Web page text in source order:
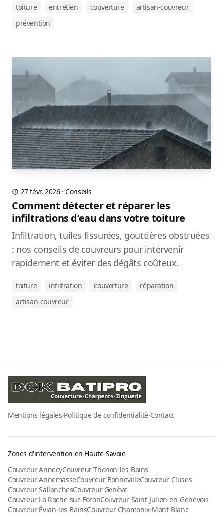
toiture entretien couverture
artisan-couvreur
prévention
27 févr. 2026·Conseils
Comment détecter et réparer les
infiltrations d’eau dans votre toiture
Infiltration, tuiles fissurées, gouttières obstruées
: nos conseils de couvreurs pour intervenir
rapidement et éviter des dégâts coûteux.
toiture infiltration couverture
réparation
artisan-couvreur
Mentions légales·Politique de confidentialité·Contact
Zones d'intervention en Haute-Savoie
Couvreur AnnecyCouvreur Thonon-les-Bains
Couvreur AnnemasseCouvreur BonnevilleCouvreur Cluses
Couvreur SallanchesCouvreur Genève
Couvreur La Roche-sur-ForonCouvreur Saint-Julien-en-Genevois
Couvreur Évian-les-BainsCouvreur Chamonix-Mont-Blanc